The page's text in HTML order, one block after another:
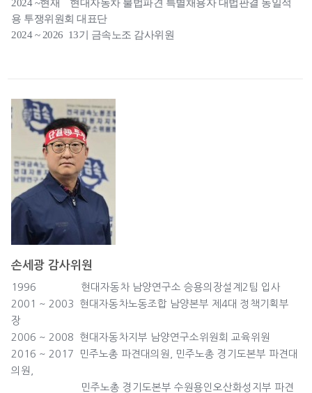
2024 ~현재 현대자동차 불법파견 특별채용자 대법판결 동일적
용 투쟁위원회 대표단
2024 ~ 2026 13기 금속노조 감사위원
손세광 감사위원
1996 현대자동차 남양연구소 승용의장설계2팀 입사
2001 ~ 2003 현대자동차노동조합 남양본부 제4대 정책기획부
장
2006 ~ 2008 현대자동차지부 남양연구소위원회 교육위원
2016 ~ 2017 민주노총 파견대의원, 민주노총 경기도본부 파견대
의원,
민주노총 경기도본부 수원용인오산화성지부 파견